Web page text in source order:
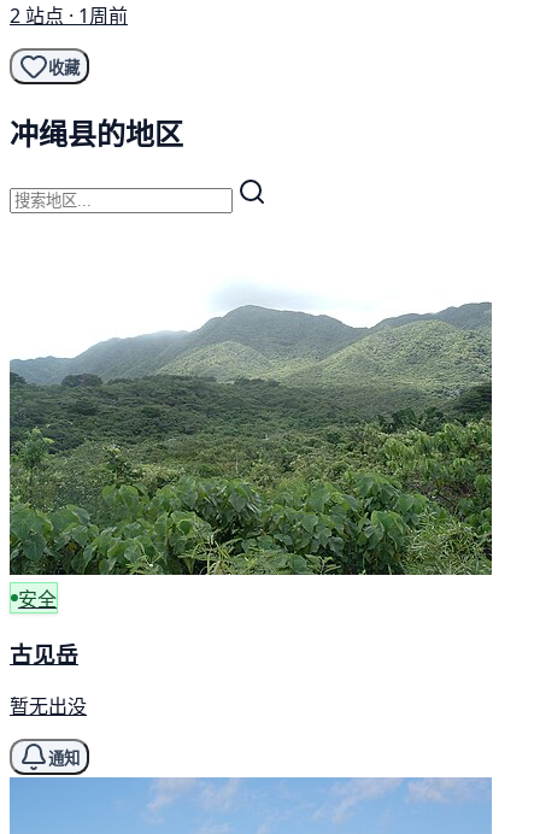
2 站点 · 1周前
收藏
冲绳县的地区
安全
古见岳
暂无出没
通知